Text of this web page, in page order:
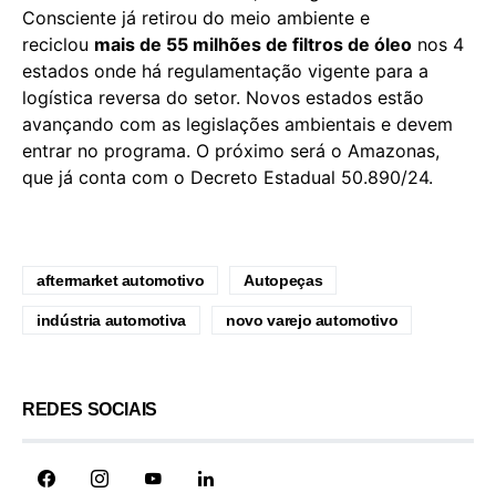
Consciente já retirou do meio ambiente e
reciclou mais de 55 milhões de filtros de óleo nos 4
estados onde há regulamentação vigente para a
logística reversa do setor. Novos estados estão
avançando com as legislações ambientais e devem
entrar no programa. O próximo será o Amazonas,
que já conta com o Decreto Estadual 50.890/24.
aftermarket automotivo Autopeças
indústria automotiva novo varejo automotivo
REDES SOCIAIS